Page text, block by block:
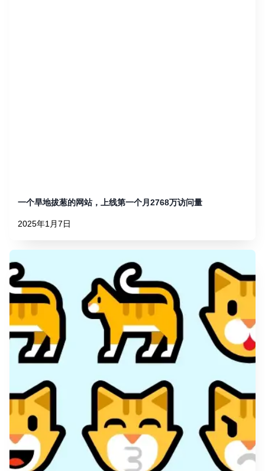
一个旱地拔葱的网站，上线第一个月2768万访问量
2025年1月7日